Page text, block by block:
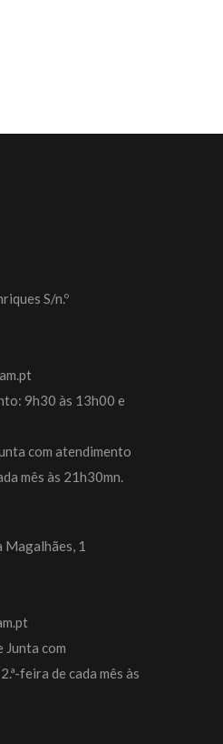
S/n.º
9h30 às 13h00 e
com atendimento
mês às 21h30mn.
1
com
feira de cada mês às